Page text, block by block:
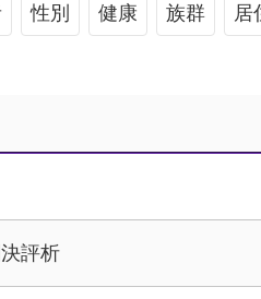
性別 健康 族群 居
評析